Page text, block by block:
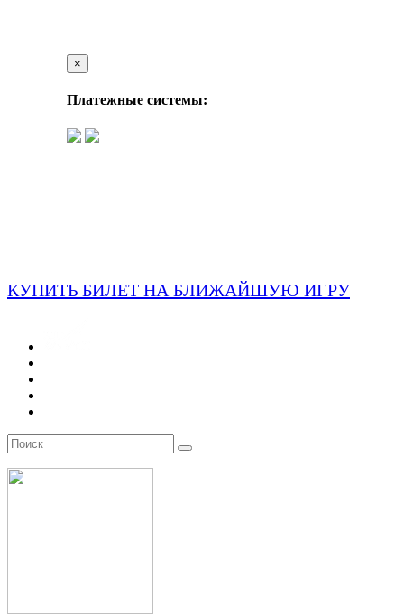
×
Платежные системы:
КУПИТЬ БИЛЕТ НА БЛИЖАЙШУЮ ИГРУ